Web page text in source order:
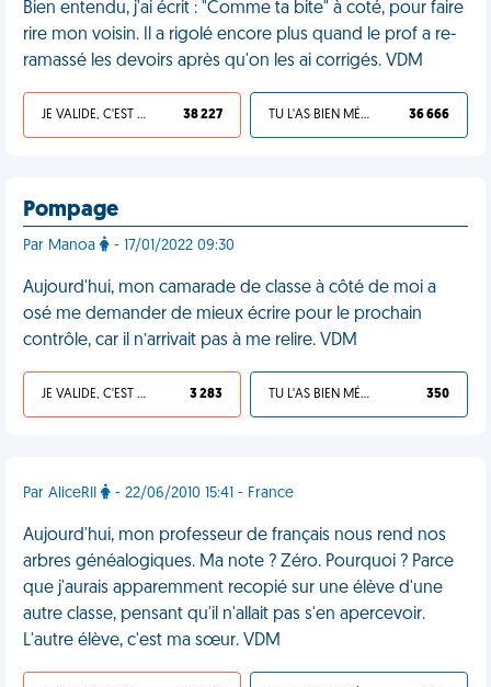
Bien entendu, j'ai écrit : "Comme ta bite" à coté, pour faire
rire mon voisin. Il a rigolé encore plus quand le prof a re-
ramassé les devoirs après qu'on les ai corrigés. VDM
JE VALIDE, C'EST UNE VDM 38 227 TU L'AS BIEN MÉRITÉ 36 666
Pompage
Par Manoa - 17/01/2022 09:30
Aujourd'hui, mon camarade de classe à côté de moi a
osé me demander de mieux écrire pour le prochain
contrôle, car il n’arrivait pas à me relire. VDM
JE VALIDE, C'EST UNE VDM 3 283 TU L'AS BIEN MÉRITÉ 350
Par AliceRII - 22/06/2010 15:41 - France
Aujourd'hui, mon professeur de français nous rend nos
arbres généalogiques. Ma note ? Zéro. Pourquoi ? Parce
que j'aurais apparemment recopié sur une élève d'une
autre classe, pensant qu'il n'allait pas s'en apercevoir.
L'autre élève, c'est ma sœur. VDM